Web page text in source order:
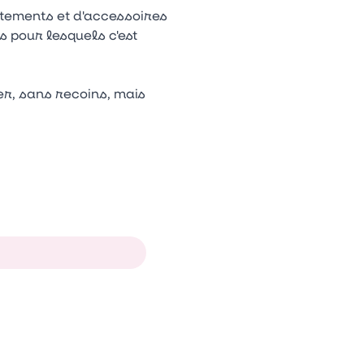
et d'accessoires
pour lesquels c'est
sans recoins, mais